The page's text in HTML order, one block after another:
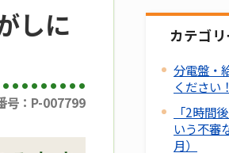
しに
号：P-007799
カテゴリ
分電盤・
ください！
「2時間
いう不審
月）